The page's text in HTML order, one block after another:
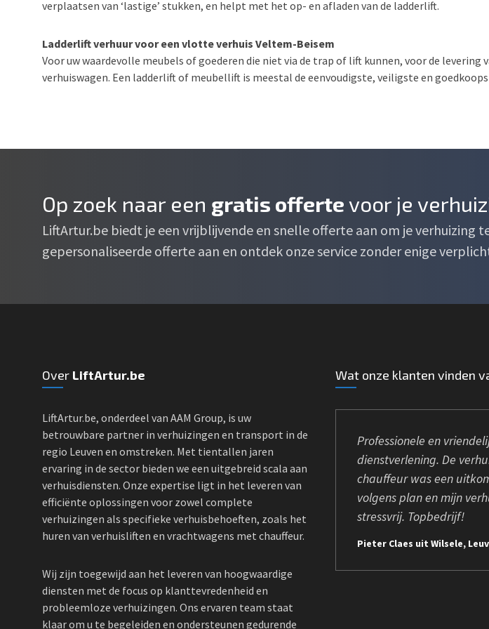
verplaatsen van ‘lastige’ stukken, en helpt met het op- en afladen van de ladderlift.
Ladderlift verhuur voor een vlotte verhuis Veltem-Beisem
Voor uw waardevolle meubels of goederen die niet via de trap of lift kunnen, voor de levering
verhuiswagen. Een ladderlift of meubellift is meestal de eenvoudigste, veiligste en
Op zoek naar een gratis offertevoor je
LiftArtur.be biedt je een vrijblijvende en snelle offerte aan om je verhuizing
gepersonaliseerde offerte aan en ontdek onze service zonder enige
Over LiftArtur.be
LiftArtur.be, onderdeel van AAM Group, is uw
betrouwbare partner in verhuizingen en transport in de
regio Leuven en omstreken. Met tientallen jaren
ervaring in de sector bieden we een uitgebreid scala aan
verhuisdiensten. Onze expertise ligt in het leveren van
efficiënte oplossingen voor zowel complete
verhuizingen als specifieke verhuisbehoeften, zoals het
huren van verhuisliften en vrachtwagens met chauffeur.
Wij zijn toegewijd aan het leveren van hoogwaardige
diensten met de focus op klanttevredenheid en
probleemloze verhuizingen. Ons ervaren team staat
klaar om u te begeleiden en ondersteunen gedurende
Wat onze klanten vinden
Professionele en
dienstverlening. De
chauffeur was een
volgens plan en mijn
stressvrij. Topbedrijf!
Pieter Claes uit Wilsele,